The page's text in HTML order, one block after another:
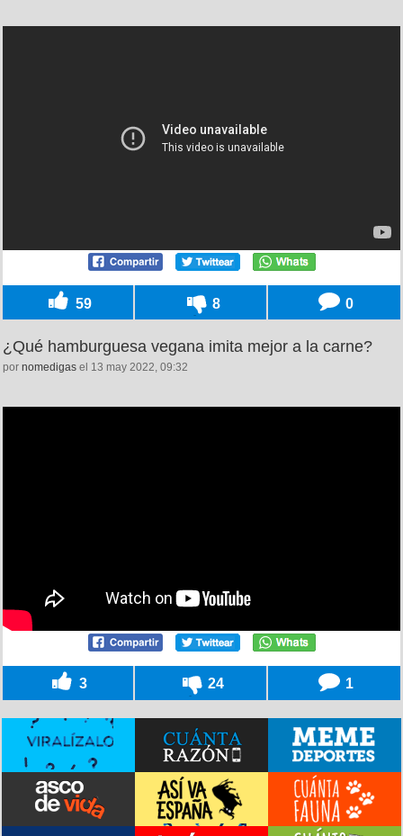
59 8 0
¿Qué hamburguesa vegana imita mejor a la carne?
por nomedigas el 13 may 2022, 09:32
3 24 1